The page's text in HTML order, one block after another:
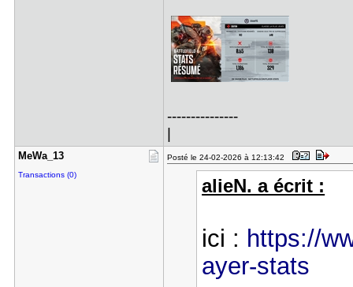
---------------
MeWa_13
Transactions (0)
Posté le 24-02-2026 à 12:13:42
alieN. a écrit :
ici : https://
ayer-stats